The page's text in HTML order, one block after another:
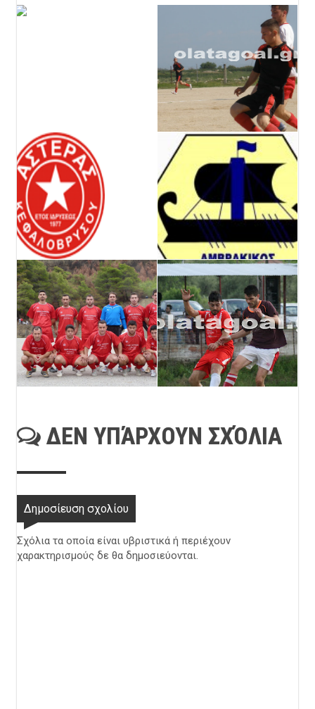
ΔΕΝ ΥΠΆΡΧΟΥΝ ΣΧΌΛΙΑ
Δημοσίευση σχολίου
Σχόλια τα οποία είναι υβριστικά ή περιέχουν
χαρακτηρισμούς δε θα δημοσιεύονται.